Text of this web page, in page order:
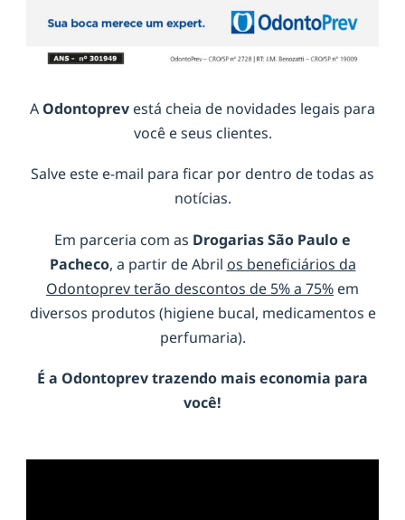
A Odontoprev está cheia de novidades legais para
você e seus clientes.
Salve este e-mail para ficar por dentro de todas as
notícias.
Em parceria com as Drogarias São Paulo e
Pacheco, a partir de Abril os beneficiários da
Odontoprev terão descontos de 5% a 75% em
diversos produtos (higiene bucal, medicamentos e
perfumaria).
É a Odontoprevtrazendo mais economia para
você!